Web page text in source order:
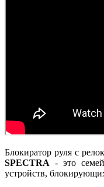
Блокиратор руля с
SPECTRA - это
устройств,